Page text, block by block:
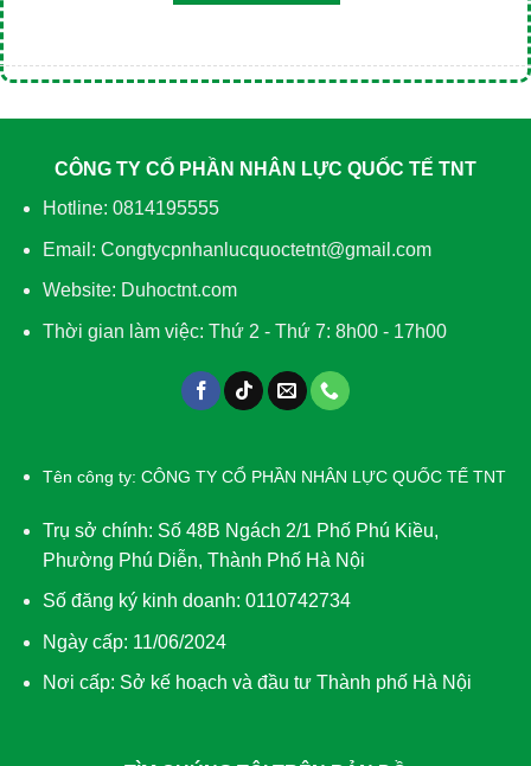
CÔNG TY CỔ PHẦN NHÂN LỰC QUỐC TẾ TNT
Hotline: 0814195555
Email: Congtycpnhanlucquoctetnt@gmail.com
Website: Duhoctnt.com
Thời gian làm việc: Thứ 2 - Thứ 7: 8h00 - 17h00
Tên công ty: CÔNG TY CỔ PHẦN NHÂN LỰC QUỐC TẾ TNT
Trụ sở chính: Số 48B Ngách 2/1 Phố Phú Kiều,
Phường Phú Diễn, Thành Phố Hà Nội
Số đăng ký kinh doanh: 0110742734
Ngày cấp: 11/06/2024
Nơi cấp: Sở kế hoạch và đầu tư Thành phố Hà Nội